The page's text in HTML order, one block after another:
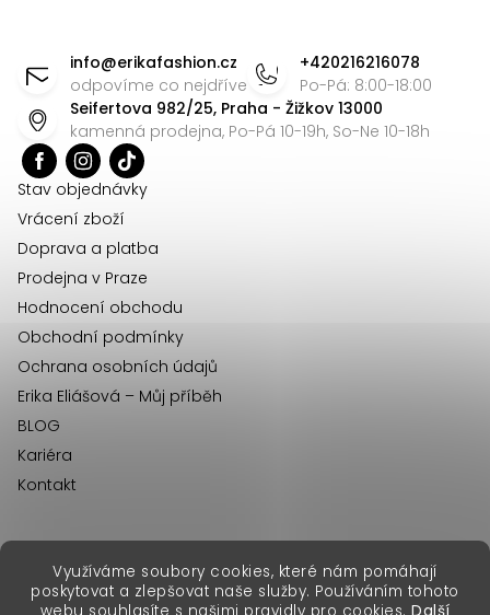
Využíváme soubory cookies, které nám pomáhají
poskytovat a zlepšovat naše služby. Používáním tohoto
info@erikafashion.cz
odpovíme co nejdříve
+420216216078
Po-Pá: 8:00-18:00
Seifertova 982/25, Praha - Žižkov 13000
kamenná prodejna, Po-Pá 10-19h, So-Ne 10-18h
Stav objednávky
Vrácení zboží
Doprava a platba
Prodejna v Praze
Hodnocení obchodu
Obchodní podmínky
Ochrana osobních údajů
Erika Eliášová – Můj příběh
BLOG
Kariéra
Kontakt
Copyright 2026Erika Fashion. Všechna práva vyhrazena.
erikafashion.sk